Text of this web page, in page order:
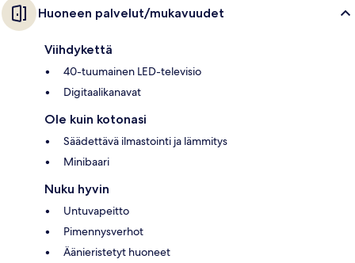
Huoneen palvelut/mukavuudet
Viihdykettä
40-tuumainen LED-televisio
Digitaalikanavat
Ole kuin kotonasi
Säädettävä ilmastointi ja lämmitys
Minibaari
Nuku hyvin
Untuvapeitto
Pimennysverhot
Äänieristetyt huoneet